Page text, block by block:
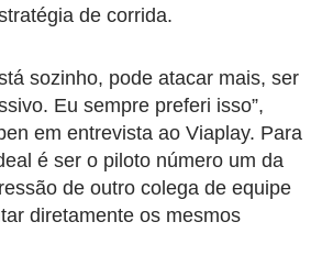
de corrida.
sozinho, pode atacar mais, ser
Eu sempre preferi isso”,
em entrevista ao Viaplay. Para
é ser o piloto número um da
de outro colega de equipe
diretamente os mesmos